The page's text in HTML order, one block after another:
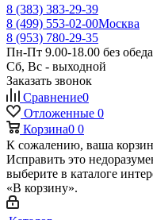
8 (383) 383-29-39
8 (499) 553-02-00Москва
8 (953) 780-29-35
Пн-Пт 9.00-18.00 без обеда
Сб, Вс - выходной
Заказать звонок
Сравнение0
Отложенные 0
Корзина0 0
К сожалению, ваша
Исправить это
выберите в каталоге
«В корзину».